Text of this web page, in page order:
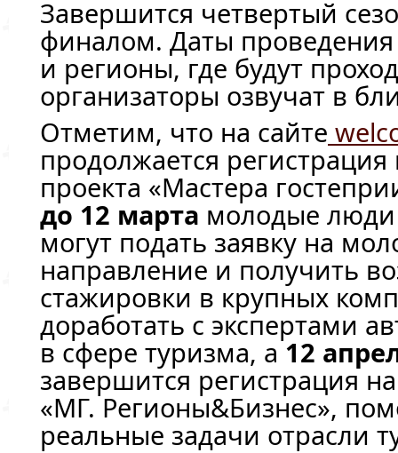
Завершится четвертый
финалом. Даты
и регионы, где будут
организаторы озвучат в
Отметим, что на сайте
продолжается
проекта «Мастера
до 12 марта молодые люди
могут подать заявку на
направление и получить
стажировки в крупных
доработать с экспертами
в сфере туризма, а12
завершится регистрация
«МГ. Регионы&Бизнес»,
реальные задачи отрасли